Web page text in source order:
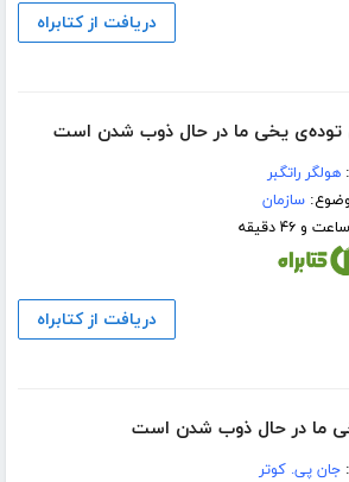
دریافت از کتابراه
توده‌ی یخی ما در حال ذوب شدن است
هولگر راتگبر
سازمان
دریافت از کتابراه
ما در حال ذوب شدن است
جان پی. کوتر